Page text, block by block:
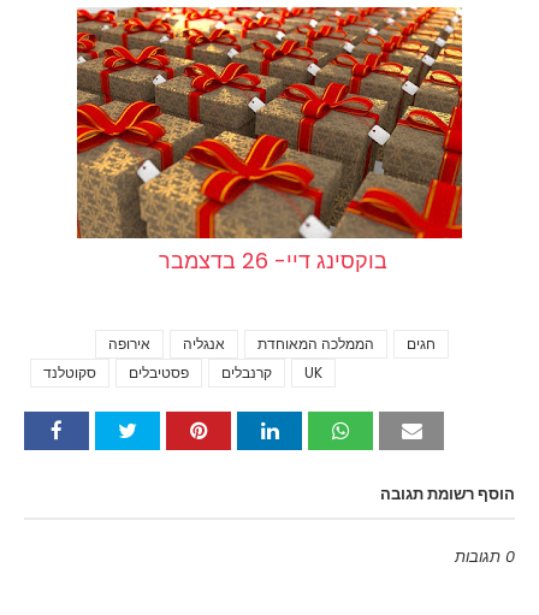
בוקסינג דיי- 26 בדצמבר
אירופה אנגליה הממלכה המאוחדת
חגים
סקוטלנד
פסטיבלים קרנבלים UK
הוסף רשומת תגובה
0 תגובות